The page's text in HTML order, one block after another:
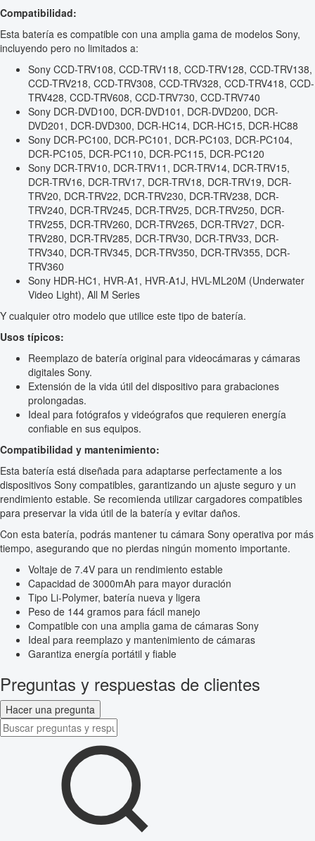
Compatibilidad:
Esta batería es compatible con una amplia gama de modelos Sony,
incluyendo pero no limitados a:
Sony CCD-TRV108, CCD-TRV118, CCD-TRV128, CCD-TRV138,
CCD-TRV218, CCD-TRV308, CCD-TRV328, CCD-TRV418, CCD-
TRV428, CCD-TRV608, CCD-TRV730, CCD-TRV740
Sony DCR-DVD100, DCR-DVD101, DCR-DVD200, DCR-
DVD201, DCR-DVD300, DCR-HC14, DCR-HC15, DCR-HC88
Sony DCR-PC100, DCR-PC101, DCR-PC103, DCR-PC104,
DCR-PC105, DCR-PC110, DCR-PC115, DCR-PC120
Sony DCR-TRV10, DCR-TRV11, DCR-TRV14, DCR-TRV15,
DCR-TRV16, DCR-TRV17, DCR-TRV18, DCR-TRV19, DCR-
TRV20, DCR-TRV22, DCR-TRV230, DCR-TRV238, DCR-
TRV240, DCR-TRV245, DCR-TRV25, DCR-TRV250, DCR-
TRV255, DCR-TRV260, DCR-TRV265, DCR-TRV27, DCR-
TRV280, DCR-TRV285, DCR-TRV30, DCR-TRV33, DCR-
TRV340, DCR-TRV345, DCR-TRV350, DCR-TRV355, DCR-
TRV360
Sony HDR-HC1, HVR-A1, HVR-A1J, HVL-ML20M (Underwater
Video Light), All M Series
Y cualquier otro modelo que utilice este tipo de batería.
Usos típicos:
Reemplazo de batería original para videocámaras y cámaras
digitales Sony.
Extensión de la vida útil del dispositivo para grabaciones
prolongadas.
Ideal para fotógrafos y videógrafos que requieren energía
confiable en sus equipos.
Compatibilidad y mantenimiento:
Esta batería está diseñada para adaptarse perfectamente a los
dispositivos Sony compatibles, garantizando un ajuste seguro y un
rendimiento estable. Se recomienda utilizar cargadores compatibles
para preservar la vida útil de la batería y evitar daños.
Con esta batería, podrás mantener tu cámara Sony operativa por más
tiempo, asegurando que no pierdas ningún momento importante.
Voltaje de 7.4V para un rendimiento estable
Capacidad de 3000mAh para mayor duración
Tipo Li-Polymer, batería nueva y ligera
Peso de 144 gramos para fácil manejo
Compatible con una amplia gama de cámaras Sony
Ideal para reemplazo y mantenimiento de cámaras
Garantiza energía portátil y fiable
Preguntas y respuestas de clientes
Hacer una pregunta